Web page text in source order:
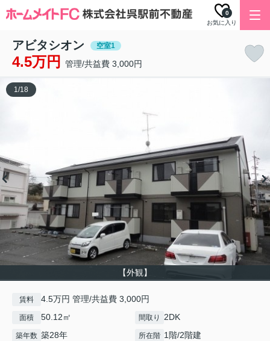
お気に入り
0
アビタシオン 空室1
4.5万円 管理/共益費 3,000円
【外観】
1/18
賃料 4.5万円 管理/共益費 3,000円
面積 50.12㎡ 間取り 2DK
築年数 築28年 所在階 1階/2階建